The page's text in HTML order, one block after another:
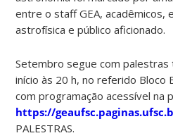
entre o staff GEA, acadêmicos,
astrofísica e público aficionado.
Setembro segue com palestras
início às 20 h, no referido Bloco
com programação acessível na
https://
PALESTRAS.